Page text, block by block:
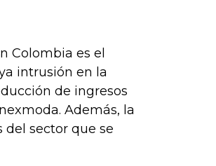
Colombia es el
intrusión en la
de ingresos
Además, la
sector que se